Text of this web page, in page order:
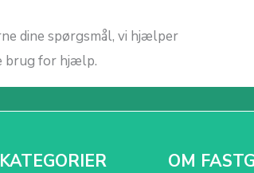
dine spørgsmål, vi hjælper
brug for hjælp.
KATEGORIER OM